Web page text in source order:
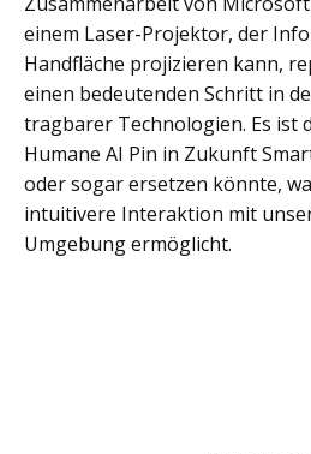
einem Laser-Projektor, der
Handfläche projizieren kann,
einen bedeutenden Schritt in
tragbarer Technologien. Es ist
Humane AI Pin in Zukunft
oder sogar ersetzen könnte,
intuitivere Interaktion mit
Umgebung ermöglicht.